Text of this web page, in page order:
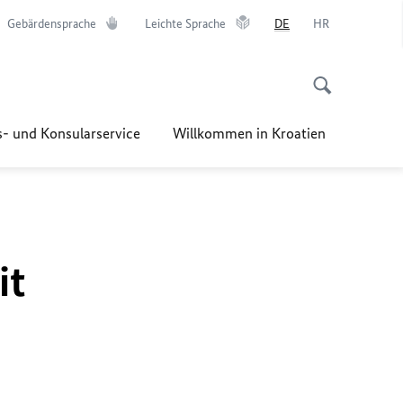
Gebärdensprache Leichte Sprache DE HR
und Konsularservice Willkommen in Kroatien